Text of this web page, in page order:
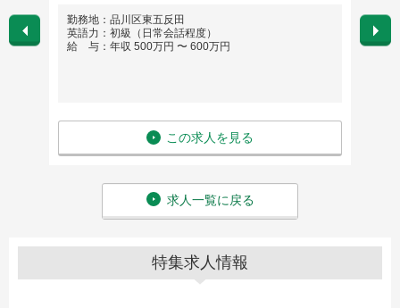
勤務地：品川区東五反田
英語力：初級（日常会話程度）
給 与：年収 500万円 〜 600万円
この求人を見る
勤務
英語
給 与
求人一覧に戻る
特集求人情報